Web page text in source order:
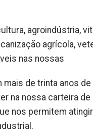
agroindústria,
agrícola,
nas nossas
de trinta anos
na nossa carteira
nos permitem